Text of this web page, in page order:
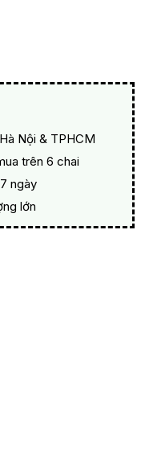
Nội & TPHCM
trên 6 chai
ngày
lớn